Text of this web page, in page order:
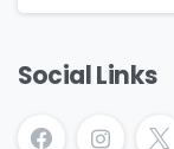
Social Links